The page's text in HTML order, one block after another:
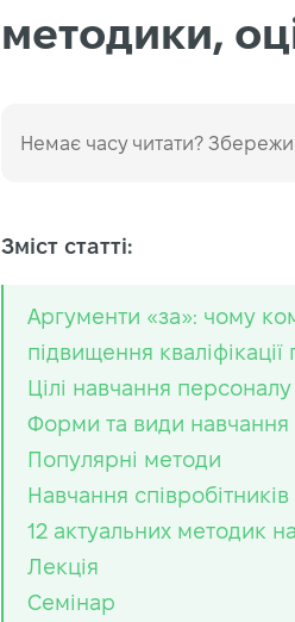
методики,
Немає часу читати?
Зміст статті:
Аргументи «за»: чому
підвищення
Цілі навчання
Форми та види навчання
Популярні методи
Навчання співробітників
12 актуальних методик
Лекція
Семінар